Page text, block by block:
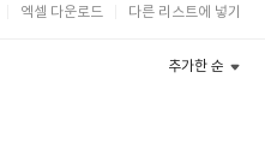
엑셀 다운로드 다른 리스트에 넣기
추가한 순